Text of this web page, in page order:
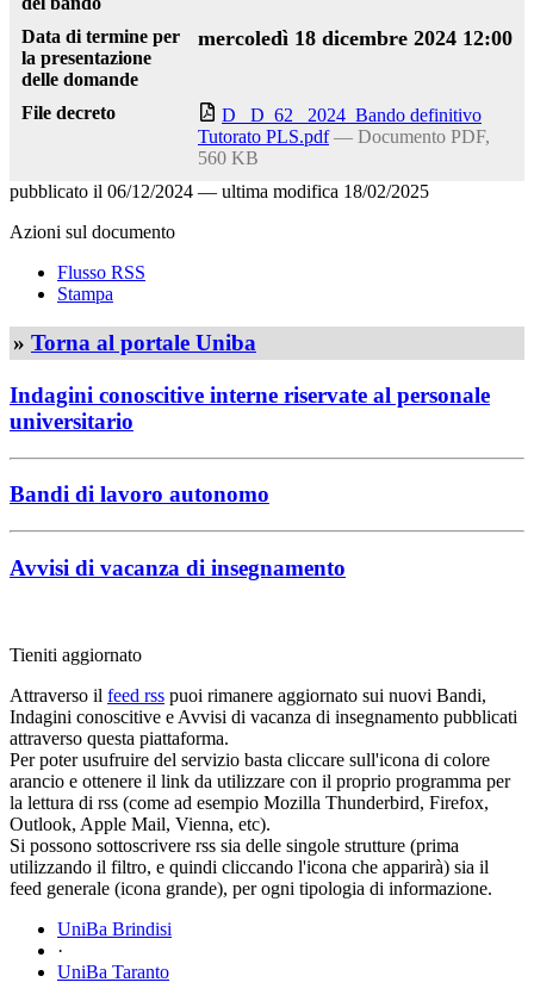
Data di termine per
la presentazione
delle domande
mercoledì 18 dicembre 2024 12:00
File decreto
D_ D_62_ 2024_Bando definitivo
Tutorato PLS.pdf — Documento PDF,
560 KB
pubblicato il 06/12/2024 — ultima modifica 18/02/2025
Azioni sul documento
Flusso RSS
Stampa
» Torna al portale Uniba
Indagini conoscitive interne riservate al personale
universitario
Bandi di lavoro autonomo
Avvisi di vacanza di insegnamento
Tieniti aggiornato
Attraverso il feed rss puoi rimanere aggiornato sui nuovi Bandi,
Indagini conoscitive e Avvisi di vacanza di insegnamento pubblicati
attraverso questa piattaforma.
Per poter usufruire del servizio basta cliccare sull'icona di colore
arancio e ottenere il link da utilizzare con il proprio programma per
la lettura di rss (come ad esempio Mozilla Thunderbird, Firefox,
Outlook, Apple Mail, Vienna, etc).
Si possono sottoscrivere rss sia delle singole strutture (prima
utilizzando il filtro, e quindi cliccando l'icona che apparirà) sia il
feed generale (icona grande), per ogni tipologia di informazione.
UniBa Brindisi
·
UniBa Taranto